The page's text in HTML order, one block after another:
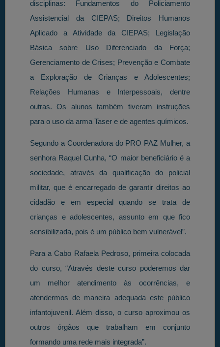
disciplinas: Fundamentos do Policiamento
Assistencial da CIEPAS; Direitos Humanos
Aplicado a Atividade da CIEPAS; Legislação
Básica sobre Uso Diferenciado da Força;
Gerenciamento de Crises; Prevenção e Combate
a Exploração de Crianças e Adolescentes;
Relações Humanas e Interpessoais, dentre
outras. Os alunos também tiveram instruções
para o uso da arma Taser e de agentes químicos.
Segundo a Coordenadora do PRO PAZ Mulher, a
senhora Raquel Cunha, “O maior beneficiário é a
sociedade, através da qualificação do policial
militar, que é encarregado de garantir direitos ao
cidadão e em especial quando se trata de
crianças e adolescentes, assunto em que fico
sensibilizada, pois é um público bem vulnerável”.
Para a Cabo Rafaela Pedroso, primeira colocada
do curso, “Através deste curso poderemos dar
um melhor atendimento às ocorrências, e
atendermos de maneira adequada este público
infantojuvenil. Além disso, o curso aproximou os
outros órgãos que trabalham em conjunto
formando uma rede mais integrada”.